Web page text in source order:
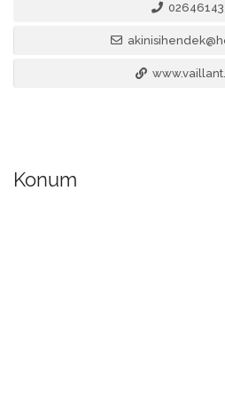
Konum